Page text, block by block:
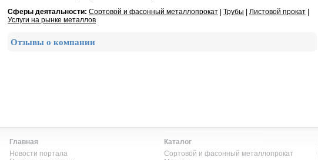
Сферы деятальности: Сортовой и фасонный металлопрокат Трубы Листовой прокат
Услуги на рынке металлов
Отзывы о компании
Главная
Новости портала
Каталог
Сортовой и фасонный металлопрокат